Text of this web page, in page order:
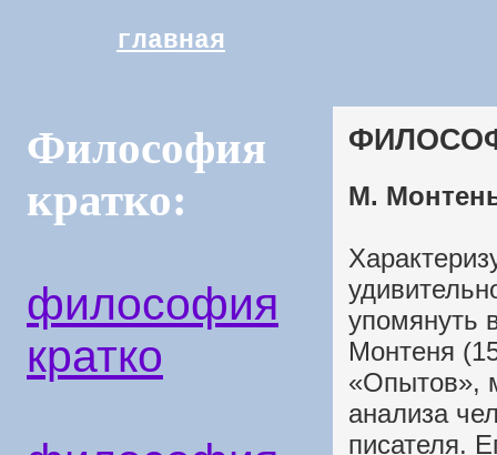
главная
Философия
кратко:
философия
кратко
М.
упомянуть
Монтеня
«Опытов»,
анализа
писателя.